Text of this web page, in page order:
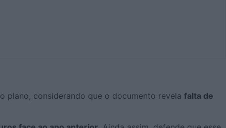
plano, considerando que o documento revela falta de